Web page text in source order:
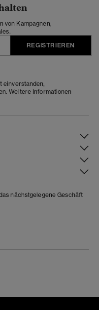
von Kampagnen,
REGISTRIEREN
einverstanden,
Weitere Informationen
nächstgelegene Geschäft